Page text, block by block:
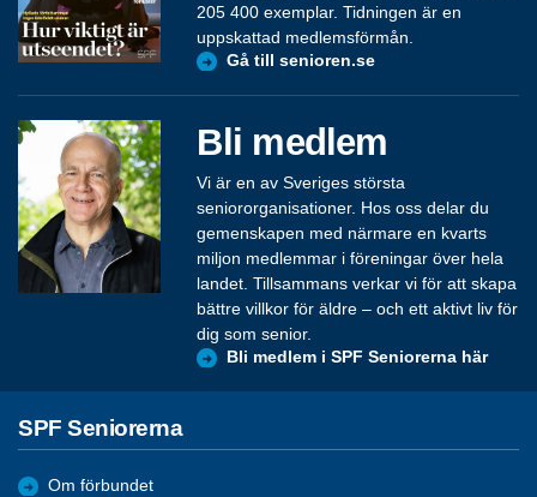
205 400 exemplar. Tidningen är en
uppskattad medlemsförmån.
Gå till senioren.se
Bli medlem
Vi är en av Sveriges största
seniororganisationer. Hos oss delar du
gemenskapen med närmare en kvarts
miljon medlemmar i föreningar över hela
landet. Tillsammans verkar vi för att skapa
bättre villkor för äldre – och ett aktivt liv för
dig som senior.
Bli medlem i SPF Seniorerna här
SPF Seniorerna
Om förbundet